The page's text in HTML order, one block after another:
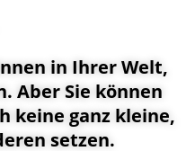
in Ihrer Welt,
Aber Sie können
keine ganz kleine,
setzen.